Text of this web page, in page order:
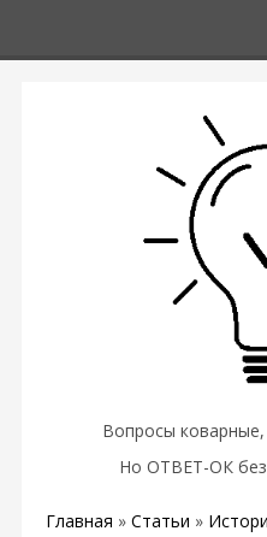
Вопросы
Но ОТВЕТ-ОК без
Главная » Статьи »